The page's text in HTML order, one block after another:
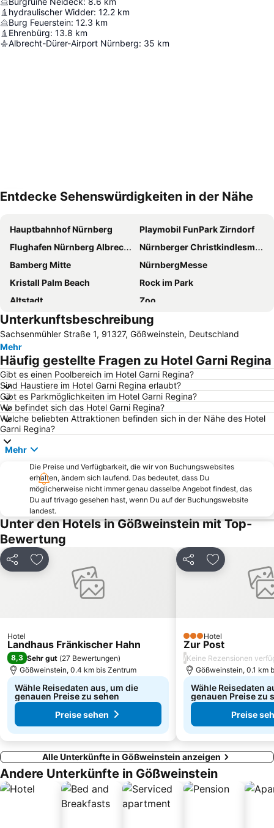
hydraulischer Widder: 12.2 km
Burg Feuerstein: 12.3 km
Ehrenbürg: 13.8 km
Albrecht-Dürer-Airport Nürnberg: 35 km
Entdecke Sehenswürdigkeiten in der Nähe
Hauptbahnhof Nürnberg
Playmobil FunPark Zirndorf
Flughafen Nürnberg Albrecht Dürer
Nürnberger Christkindlesmarkt
Bamberg Mitte
NürnbergMesse
Kristall Palm Beach
Rock im Park
Altstadt
Zoo
Therme Obernsees
Kloster Banz
Vierzehnheiligen
Norisring - Rennen der DTM
Obermain Thermal Spa
Fünf-Seidla-Steig®
Hauptmarkt
Fränkisches Wunderland Amusement Park
easyCredit-Stadion
Hauptbahnhof Erlangen
Bamberg
Naturpark Fränkische Schweiz - Veldensteiner Forst
Altstadt
Volkspark Dutzendteich
Forellenhof
Bamberger Dom
Schindlerhof
Wöhrder See
Erlanger Bergkirchweih
Schloss Thurn Amusement Park
Kaiserburg
Bamberger Konzert- und Kongresshalle
Dokumentationszentrum Reichsparteitagsgelände
Steichele
Königstrasse
Maximiliansplatz
Erlangen Arcaden
Kellerberg
Teufelshöhle
Altes Rathaus Bamberg
Unterkunftsbeschreibung
Sachsenmühler Straße 1, 91327, Gößweinstein, Deutschland
Mehr
Häufig gestellte Fragen zu Hotel Garni Regina
Gibt es einen Poolbereich im Hotel Garni Regina?
Sind Haustiere im Hotel Garni Regina erlaubt?
Gibt es Parkmöglichkeiten im Hotel Garni Regina?
Wo befindet sich das Hotel Garni Regina?
Welche beliebten Attraktionen befinden sich in der Nähe des Hotel
Garni Regina?
Mehr
Die Preise und Verfügbarkeit, die wir von Buchungswebsites
erhalten, ändern sich laufend. Das bedeutet, dass Du
möglicherweise nicht immer genau dasselbe Angebot findest, das
Du auf trivago gesehen hast, wenn Du auf der Buchungswebsite
landest.
Unter den Hotels in Gößweinstein mit Top-
Bewertung
Teilen Zu Favoriten hinzufügen
Hotel
Landhaus Fränkischer Hahn
8,3 Sehr gut (27 Bewertungen)
Gößweinstein, 0.4 km bis Zentrum
Wähle Reisedaten aus, um die
genauen Preise zu sehen
Preise sehen
Teilen Zu Favoriten
3 Sterne
Hotel
Zur Post
/Keine Rezensionen
Gößweinstein, 0.1 km
Wähle Reisedaten
genauen Preise zu
Preise
Alle Unterkünfte in Gößweinstein anzeigen
Andere Unterkünfte in Gößweinstein